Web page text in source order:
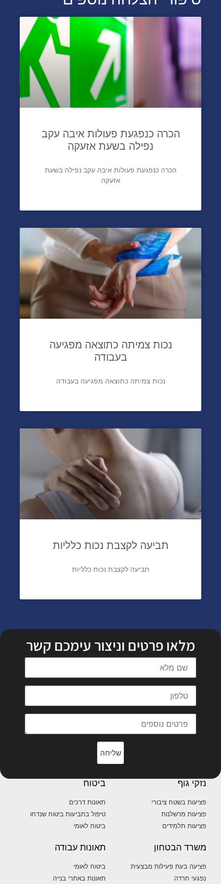
הכרה כנפגעת פעולות איבה עקב
נפילה בשעת אזעקה
הכרה כנפגעת פעולות איבה עקב נפילה בשעת
אזעקה
נכות צמיתה כתוצאה מפגיעה
בעבודה
נכות צמיתה כתוצאה מפגיעה בעבודה
תביעה לקצבת נכות כלליות
תביעה לקצבת נכות כלליות
מלאו פרטים וניצור עימכם קשר
שליחה
נזקי גוף
פציעות בשטח ציבורי
פציעות מרשלנות
פציעות תלמידים
ביטוח
תאונות דרכים
טיפול בתביעות ביטוח שנדחו
ביטוח לאומי
משרד הבטחון
פציעה בעת פעילות מבצעית
נפגעי חרדה
תאונות עבודה
ביטוח לאומי
תאונות באתרי בנייה